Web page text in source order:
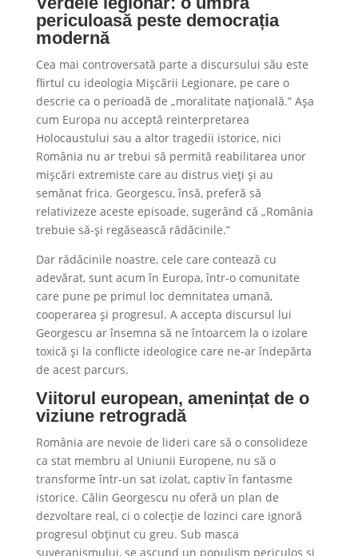
periculoasă peste democrația
modernă
Cea mai controversată parte a discursului său este
flirtul cu ideologia Mișcării Legionare, pe care o
descrie ca o perioadă de „moralitate națională.” Așa
cum Europa nu acceptă reinterpretarea
Holocaustului sau a altor tragedii istorice, nici
România nu ar trebui să permită reabilitarea unor
mișcări extremiste care au distrus vieți și au
semănat frica. Georgescu, însă, preferă să
relativizeze aceste episoade, sugerând că „România
trebuie să-și regăsească rădăcinile.”
Dar rădăcinile noastre, cele care contează cu
adevărat, sunt acum în Europa, într-o comunitate
care pune pe primul loc demnitatea umană,
cooperarea și progresul. A accepta discursul lui
Georgescu ar însemna să ne întoarcem la o izolare
toxică și la conflicte ideologice care ne-ar îndepărta
de acest parcurs.
Viitorul european, amenințat de o
viziune retrogradă
România are nevoie de lideri care să o consolideze
ca stat membru al Uniunii Europene, nu să o
transforme într-un sat izolat, captiv în fantasme
istorice. Călin Georgescu nu oferă un plan de
dezvoltare real, ci o colecție de lozinci care ignoră
progresul obținut cu greu. Sub masca
suveranismului, se ascund un populism periculos și